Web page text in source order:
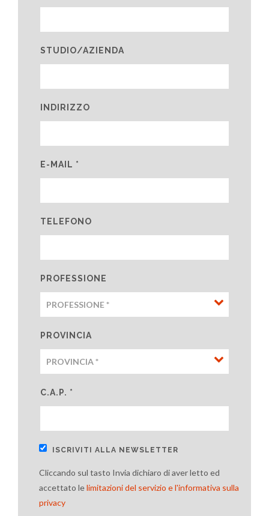
STUDIO/AZIENDA
INDIRIZZO
E-MAIL *
TELEFONO
PROFESSIONE
PROVINCIA
C.A.P. *
ISCRIVITI ALLA NEWSLETTER
Cliccando sul tasto Invia dichiaro di aver letto ed
accettato lelimitazioni del servizio e l'informativa sulla
privacy